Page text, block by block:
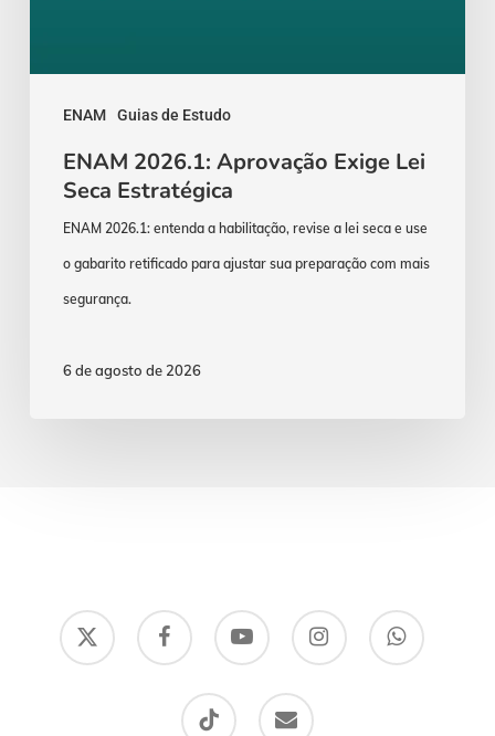
ENAM Guias de Estudo
ENAM 2026.1: Aprovação Exige Lei
Seca Estratégica
ENAM 2026.1: entenda a habilitação, revise a lei seca e use
o gabarito retificado para ajustar sua preparação com mais
segurança.
6 de agosto de 2026
x-
twitter
facebook youtube instagram whatsapp
tiktok email